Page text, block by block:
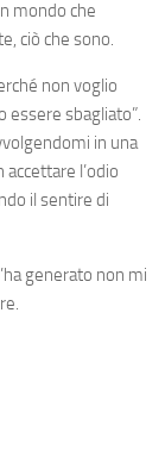
mondo che
ciò che sono.
non voglio
essere sbagliato”.
in una
l’odio
il sentire di
generato non mi